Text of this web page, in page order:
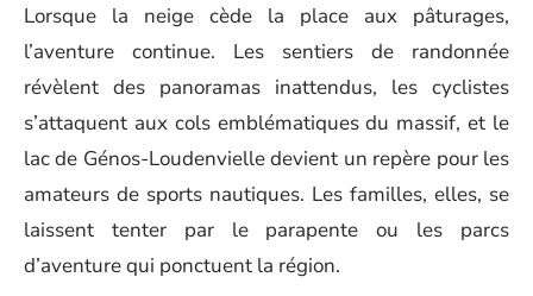
Lorsque la neige cède la place aux pâturages,
l’aventure continue. Les sentiers de randonnée
révèlent des panoramas inattendus, les cyclistes
s’attaquent aux cols emblématiques du massif, et le
lac de Génos-Loudenvielle devient un repère pour les
amateurs de sports nautiques. Les familles, elles, se
laissent tenter par le parapente ou les parcs
d’aventure qui ponctuent la région.